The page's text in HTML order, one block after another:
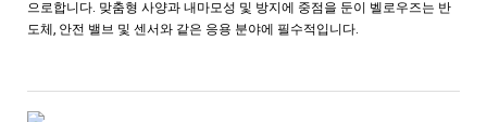
으로합니다. 맞춤형 사양과 내마모성 및 방지에 중점을 둔이 벨로우즈는 반
도체, 안전 밸브 및 센서와 같은 응용 분야에 필수적입니다.